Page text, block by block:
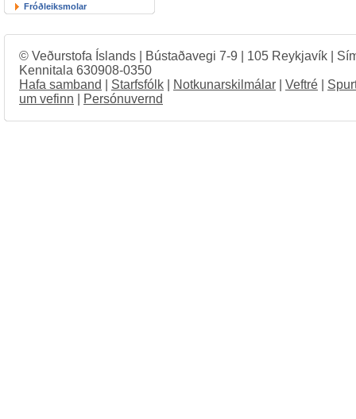
Fróðleiksmolar
© Veðurstofa Íslands | Bústaðavegi 7-9 | 105 Reykjavík |
Kennitala 630908-0350
Hafa samband
Starfsfólk Notkunarskilmálar Veftré
um vefinn
Persónuvernd